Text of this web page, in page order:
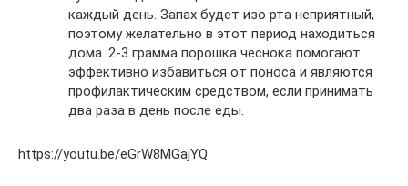
каждый день. Запах будет изо рта неприятный,
поэтому желательно в этот период находиться
дома. 2-3 грамма порошка чеснока помогают
эффективно избавиться от поноса и являются
профилактическим средством, если принимать
два раза в день после еды.
https://youtu.be/eGrW8MGajYQ